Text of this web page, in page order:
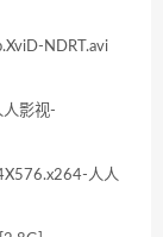
NDRT.avi
影视-
人人